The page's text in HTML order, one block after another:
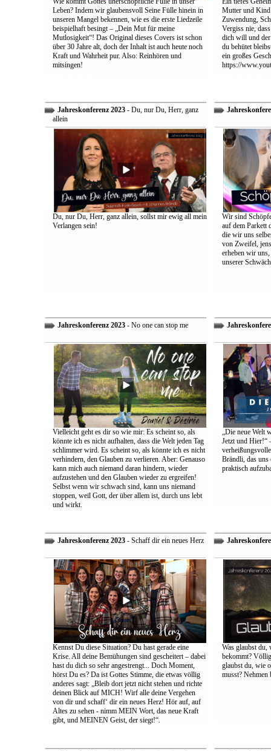
Leben? Indem wir glaubensvoll Seine Fülle hinein in
unseren Mangel bekennen, wie es die erste Liedzeile
beispielhaft besingt – „Dein Mut für meine
Mutlosigkeit“! Das Original dieses Covers ist schon
über 30 Jahre alt, doch der Inhalt ist auch heute noch
Kraft und Wahrheit pur. Also: Reinhören und
mitsingen!
Mutter und
Zuwendung,
Vergiss nie,
dich will und der
du behütet
ein großes
https://
Jahreskonferenz 2023- Du, nur Du, Herr, ganz
allein
Du, nur Du, Herr, ganz allein, sollst mir ewig all mein
Verlangen sein!
Wir sind
auf dem Parkett
die wir uns
von Zweifel,
erheben wir
unserer
Jahreskonferenz 2023- No one can stop me
Vielleicht geht es dir so wie mir: Es scheint so, als
könnte ich es nicht aufhalten, dass die Welt jeden Tag
schlimmer wird. Es scheint so, als könnte ich es nicht
verhindern, den Glauben zu verlieren. Aber: Genauso
kann mich auch niemand daran hindern, wieder
aufzustehen und den Glauben wieder zu ergreifen!
Selbst wenn wir schwach sind, kann uns niemand
stoppen, weil Gott, der über allem ist, durch uns lebt
und wirkt.
„Die neue Welt
Jetzt und Hier!“
Brändli, das uns
praktisch
Jahreskonferenz 2023- Schaff dir ein neues Herz
Kennst Du diese Situation? Du hast gerade eine
Krise. All deine Bemühungen sind gescheitert – dabei
hast du dich so sehr angestrengt... Doch Moment,
hörst Du es? Da ist Gottes Stimme, die etwas völlig
anderes sagt: „Bleib dort jetzt nicht stehen und richte
deinen Blick auf MICH! Wirf alle deine Vergehen
von dir und schaff‘ dir ein neues Herz! Hör auf, auf
Altes zu sehen - nimm MEIN Wort, das neue Kraft
gibt, und MEINEN Geist, der siegt!“.
Was glaubst du,
bekommt?
glaubst du, wie
musst? Nehmen